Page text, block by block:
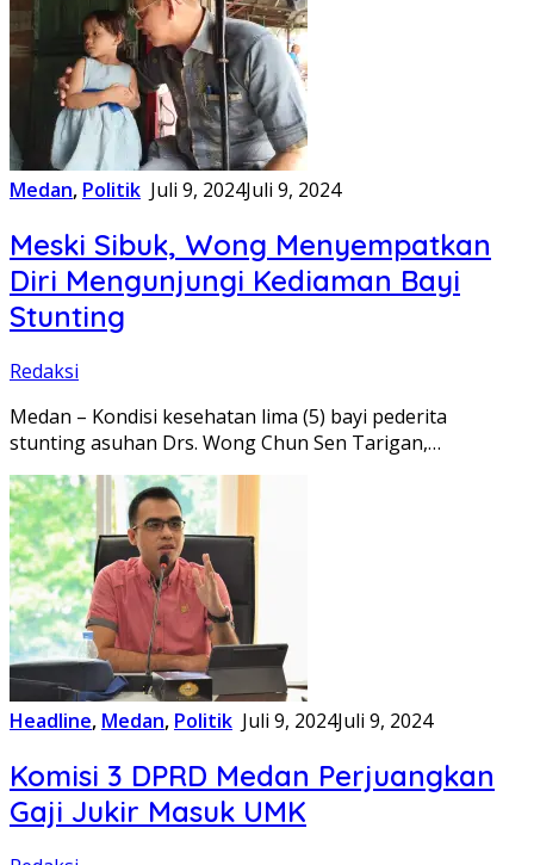
Medan, Politik Juli 9, 2024Juli 9, 2024
Meski Sibuk, Wong Menyempatkan
Diri Mengunjungi Kediaman Bayi
Stunting
Redaksi
Medan – Kondisi kesehatan lima (5) bayi pederita
stunting asuhan Drs. Wong Chun Sen Tarigan,…
Headline, Medan, Politik Juli 9, 2024Juli 9, 2024
Komisi 3 DPRD Medan Perjuangkan
Gaji Jukir Masuk UMK